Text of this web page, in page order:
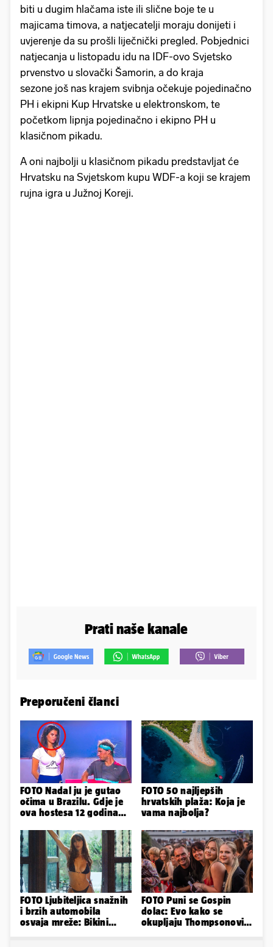
biti u dugim hlačama iste ili slične boje te u
majicama timova, a natjecatelji moraju donijeti i
uvjerenje da su prošli liječnički pregled. Pobjednici
natjecanja u listopadu idu na IDF-ovo Svjetsko
prvenstvo u slovački Šamorin, a do kraja
sezone još nas krajem svibnja očekuje pojedinačno
PH i ekipni Kup Hrvatske u elektronskom, te
početkom lipnja pojedinačno i ekipno PH u
klasičnom pikadu.
A oni najbolji u klasičnom pikadu predstavljat će
Hrvatsku na Svjetskom kupu WDF-a koji se krajem
rujna igra u Južnoj Koreji.
Prati naše kanale
Preporučeni članci
FOTO Nadal ju je gutao
očima u Brazilu. Gdje je
ova hostesa 12 godina
FOTO 50 najljepših
hrvatskih plaža: Koja je
vama najbolja?
FOTO Ljubiteljica snažnih
i brzih automobila
osvaja mreže: Bikini
FOTO Puni se Gospin
dolac: Evo kako se
okupljaju Thompsonovi